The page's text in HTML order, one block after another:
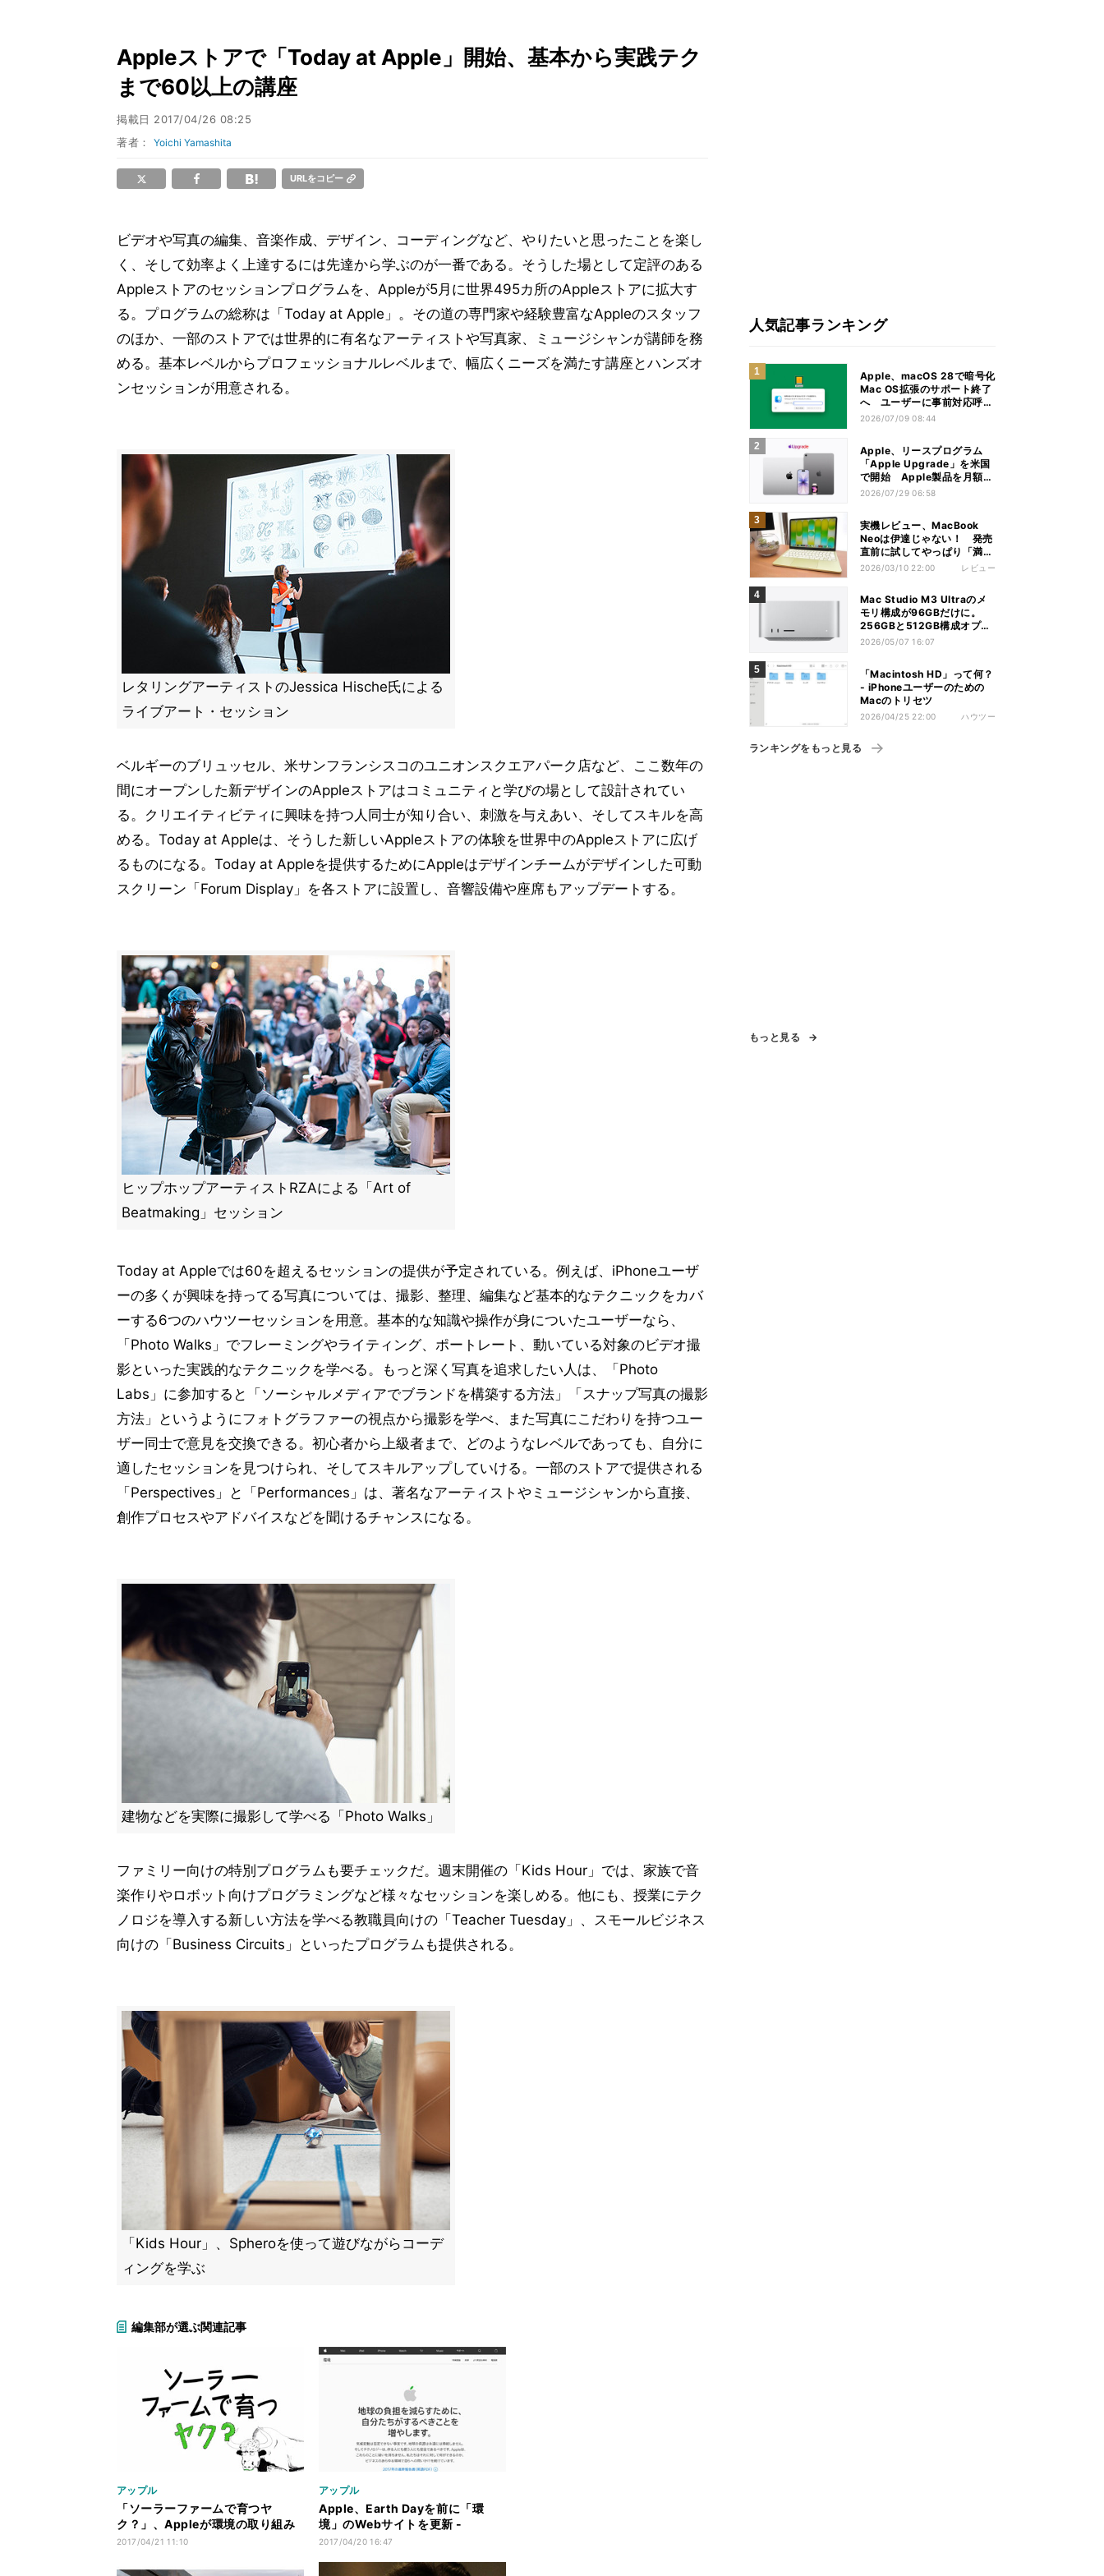
Appleストアで「Today at Apple」開始、基本から実践テク
まで60以上の講座
掲載日 2017/04/26 08:25
著者：Yoichi Yamashita
URLをコピー
ビデオや写真の編集、音楽作成、デザイン、コーディングなど、やりたいと思ったことを楽し
く、そして効率よく上達するには先達から学ぶのが一番である。そうした場として定評のある
Appleストアのセッションプログラムを、Appleが5月に世界495カ所のAppleストアに拡大す
る。プログラムの総称は「Today at Apple」。その道の専門家や経験豊富なAppleのスタッフ
のほか、一部のストアでは世界的に有名なアーティストや写真家、ミュージシャンが講師を務
める。基本レベルからプロフェッショナルレベルまで、幅広くニーズを満たす講座とハンズオ
ンセッションが用意される。
レタリングアーティストのJessica Hische氏による
ライブアート・セッション
ベルギーのブリュッセル、米サンフランシスコのユニオンスクエアパーク店など、ここ数年の
間にオープンした新デザインのAppleストアはコミュニティと学びの場として設計されてい
る。クリエイティビティに興味を持つ人同士が知り合い、刺激を与えあい、そしてスキルを高
める。Today at Appleは、そうした新しいAppleストアの体験を世界中のAppleストアに広げ
るものになる。Today at Appleを提供するためにAppleはデザインチームがデザインした可動
スクリーン「Forum Display」を各ストアに設置し、音響設備や座席もアップデートする。
ヒップホップアーティストRZAによる「Art of
Beatmaking」セッション
Today at Appleでは60を超えるセッションの提供が予定されている。例えば、iPhoneユーザ
ーの多くが興味を持ってる写真については、撮影、整理、編集など基本的なテクニックをカバ
ーする6つのハウツーセッションを用意。基本的な知識や操作が身についたユーザーなら、
「Photo Walks」でフレーミングやライティング、ポートレート、動いている対象のビデオ撮
影といった実践的なテクニックを学べる。もっと深く写真を追求したい人は、「Photo
Labs」に参加すると「ソーシャルメディアでブランドを構築する方法」「スナップ写真の撮影
方法」というようにフォトグラファーの視点から撮影を学べ、また写真にこだわりを持つユー
ザー同士で意見を交換できる。初心者から上級者まで、どのようなレベルであっても、自分に
適したセッションを見つけられ、そしてスキルアップしていける。一部のストアで提供される
「Perspectives」と「Performances」は、著名なアーティストやミュージシャンから直接、
創作プロセスやアドバイスなどを聞けるチャンスになる。
建物などを実際に撮影して学べる「Photo Walks」
ファミリー向けの特別プログラムも要チェックだ。週末開催の「Kids Hour」では、家族で音
楽作りやロボット向けプログラミングなど様々なセッションを楽しめる。他にも、授業にテク
ノロジを導入する新しい方法を学べる教職員向けの「Teacher Tuesday」、スモールビジネス
向けの「Business Circuits」といったプログラムも提供される。
「Kids Hour」、Spheroを使って遊びながらコーデ
ィングを学ぶ
編集部が選ぶ関連記事
アップル
「ソーラーファームで育つヤ
ク？」、Appleが環境の取り組み
を動画で解説
2017/04/21 11:10
アップル
Apple、Earth Dayを前に「環
境」のWebサイトを更新 -
「Liam」の活躍も報告
2017/04/20 16:47
人気記事ランキング
Apple、macOS 28で暗号化
Mac OS拡張のサポート終了
へ ユーザーに事前対応呼び
かけ
2026/07/09 08:44
Apple、リースプログラム
「Apple Upgrade」を米国
で開始 Apple製品を月額で
利用
2026/07/29 06:58
実機レビュー、MacBook
Neoは伊達じゃない！ 発売
直前に試してやっぱり「満
足」
2026/03/10 22:00 レビュー
Mac Studio M3 Ultraのメ
モリ構成が96GBだけに。
256GBと512GB構成オプシ
ョンが消失
2026/05/07 16:07
「Macintosh HD」って何？
- iPhoneユーザーのための
Macのトリセツ
2026/04/25 22:00 ハウツー
ランキングをもっと見る
もっと見る